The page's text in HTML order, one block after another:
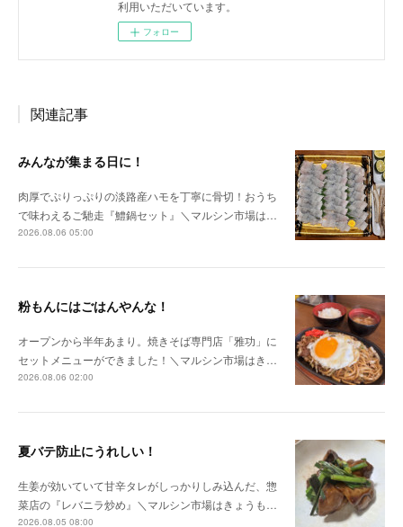
利用いただいています。
フォロー
関連記事
みんなが集まる日に！
肉厚でぷりっぷりの淡路産ハモを丁寧に骨切！おうち
で味わえるご馳走『鱧鍋セット』＼マルシン市場は…
2026.08.06 05:00
粉もんにはごはんやんな！
オープンから半年あまり。焼きそば専門店「雅功」に
セットメニューができました！＼マルシン市場はき…
2026.08.06 02:00
夏バテ防止にうれしい！
生姜が効いていて甘辛タレがしっかりしみ込んだ、惣
菜店の『レバニラ炒め』＼マルシン市場はきょうも…
2026.08.05 08:00